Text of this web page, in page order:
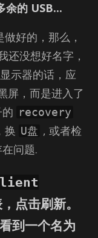
余的 USB...
做好的，那么，
还没想好名字，
示器的话，应
屏，而是进入了
recovery
换 U盘 , 或者检
问题.
点击刷新。
到一个名为